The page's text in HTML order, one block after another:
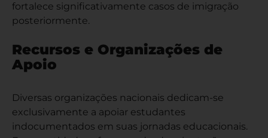
fortalece significativamente casos de imigração
posteriormente.
Recursos e Organizações de
Apoio
Diversas organizações nacionais dedicam-se
exclusivamente a apoiar estudantes
indocumentados em suas jornadas educacionais.